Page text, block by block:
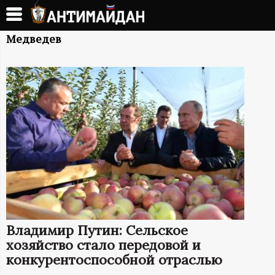
Перейти
основному
А
Н
Т
И
М
А
Й
Д
Медведев
Владимир Путин: Сельское
хозяйство стало передовой и
конкурентоспособной отраслью